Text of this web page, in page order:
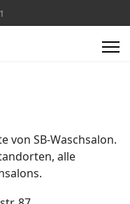
von SB-Waschsalon.
alle